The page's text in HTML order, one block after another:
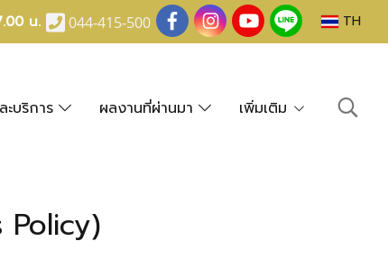
น. 044-415-500 TH
ะบริการ ผลงานที่ผ่านมา เพิ่มเติม
Policy)